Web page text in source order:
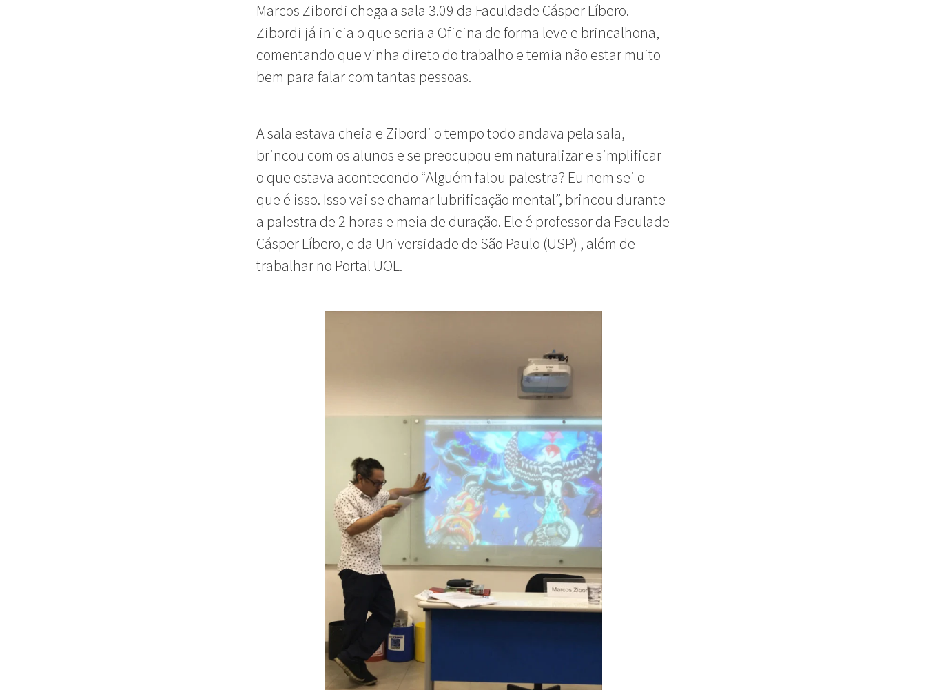
Marcos Zibordi chega a sala 3.09 da Faculdade Cásper Líbero.
Zibordi já inicia o que seria a Oficina de forma leve e brincalhona,
comentando que vinha direto do trabalho e temia não estar muito
bem para falar com tantas pessoas.
A sala estava cheia e Zibordi o tempo todo andava pela sala,
brincou com os alunos e se preocupou em naturalizar e simplificar
o que estava acontecendo “Alguém falou palestra? Eu nem sei o
que é isso. Isso vai se chamar lubrificação mental”, brincou durante
a palestra de 2 horas e meia de duração. Ele é professor da Faculade
Cásper Líbero, e da Universidade de São Paulo (USP) , além de
trabalhar no Portal UOL.